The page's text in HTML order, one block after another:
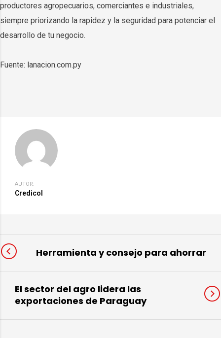
productores agropecuarios, comerciantes e industriales,
siempre priorizando la rapidez y la seguridad para potenciar el
desarrollo de tu negocio.
Fuente: lanacion.com.py
AUTOR:
Credicol
Herramienta y consejo para ahorrar
El sector del agro lidera las
exportaciones de Paraguay